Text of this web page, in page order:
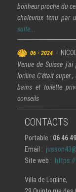
bonheur proche du
chaleurux tenu par
suite...
06 - 2024 -
Venue de Suisse
loriline.C'était super ,
bains et toilette
conseils
CONTACTS
Portable : 06 46
Email :
Site web :
Villa de Loriline,